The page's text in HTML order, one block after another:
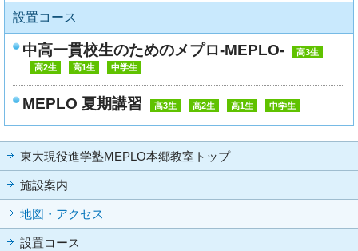
設置コース
中高一貫校生のためのメプロ-MEPLO-
高3生
高2生
高1生 中学生
MEPLO 夏期講習 高3生 高2生 高1生 中学生
東大現役進学塾MEPLO本郷教室トップ
施設案内
地図・アクセス
設置コース